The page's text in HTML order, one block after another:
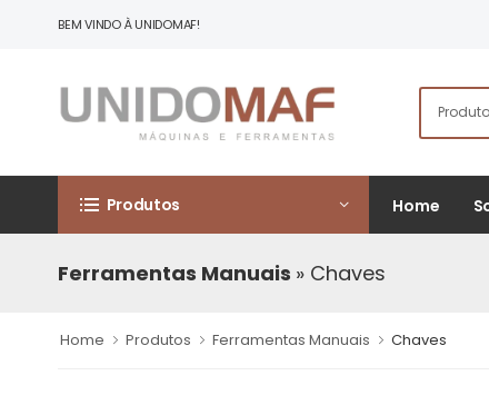
BEM VINDO À UNIDOMAF!
Produtos Home
Ferramentas Manuais » Chaves
Home Produtos Ferramentas Manuais Chaves